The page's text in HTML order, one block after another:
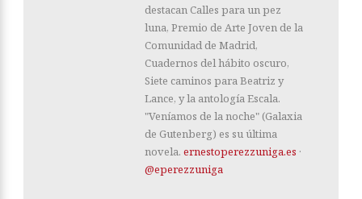
destacan Calles para un pez
luna, Premio de Arte Joven de la
Comunidad de Madrid,
Cuadernos del hábito oscuro,
Siete caminos para Beatriz y
Lance, y la antología Escala.
"Veníamos de la noche" (Galaxia
de Gutenberg) es su última
novela. ernestoperezzuniga.es ·
@eperezzuniga